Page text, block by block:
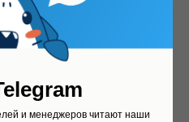
запись
и менеджеров читают наши